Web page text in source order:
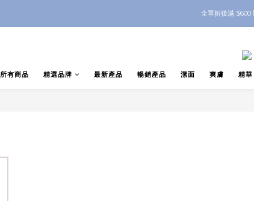
8月優惠 凡購物折後滿$250送Skinbeauty 自家Eyes Mask一對 每滿$500送
全單折後滿 $600
所有商品 精選品牌 最新產品 暢銷產品 潔面 爽膚 精華